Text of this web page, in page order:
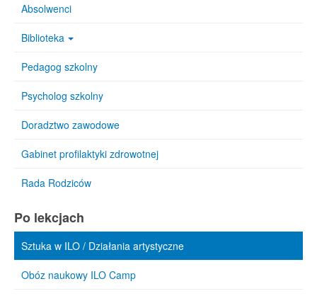
Absolwenci
Biblioteka
Pedagog szkolny
Psycholog szkolny
Doradztwo zawodowe
Gabinet profilaktyki zdrowotnej
Rada Rodziców
Po lekcjach
Sztuka w ILO / Działania artystyczne
Obóz naukowy ILO Camp